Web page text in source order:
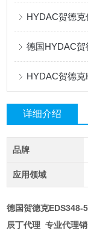
HYDAC贺德
德国HYDAC
HYDAC贺德
详细介绍
品牌
应用领域
德国贺德克EDS348-
辰丁代理 专业代理